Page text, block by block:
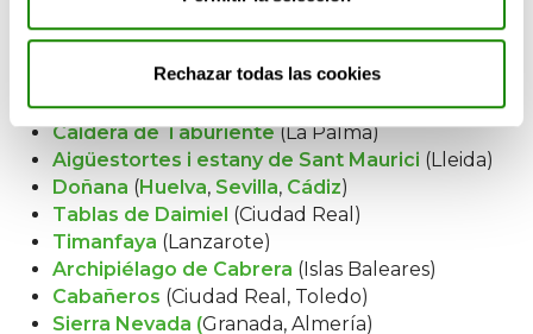
Rechazar todas las cookies
Picos de Europa(Asturias)
Ordesa y Monte Perdido(Huesca)
(Santa Cruz de Tenerife)
Garajonay(La Gomera)
Caldera de Taburiente(La Palma)
Aigüestortes i estany de Sant Maurici (Lleida)
Doñana (Huelva, Sevilla, Cádiz)
Tablas de Daimiel (Ciudad Real)
Timanfaya (Lanzarote)
Archipiélago de Cabrera (Islas Baleares)
Cabañeros (Ciudad Real, Toledo)
Sierra Nevada (Granada, Almería)